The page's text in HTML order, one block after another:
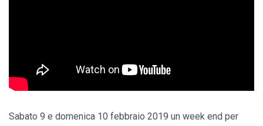
Sabato 9 e domenica 10 febbraio 2019 un week end per